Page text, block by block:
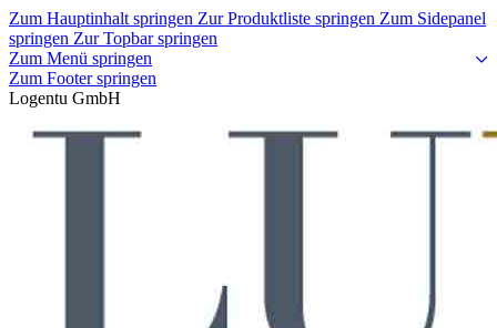
Zum Hauptinhalt springen Zur Produktliste springen Zum Sidepanel
springen Zur Topbar springen
Zum Menü springen
Zum Footer springen
Logentu GmbH